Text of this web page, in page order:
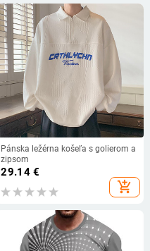
Pánska ležérna košeľa s golierom a
zipsom
29.14€
add_shopping_cart